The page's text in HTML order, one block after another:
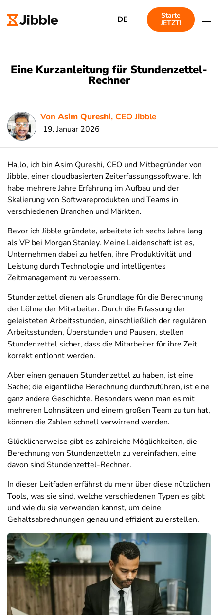
DE
Starte
JETZT!
Eine Kurzanleitung für Stundenzettel-
Rechner
Von Asim Qureshi, CEO Jibble
19. Januar 2026
Hallo, ich bin Asim Qureshi, CEO und Mitbegründer von
Jibble, einer cloudbasierten Zeiterfassungssoftware. Ich
habe mehrere Jahre Erfahrung im Aufbau und der
Skalierung von Softwareprodukten und Teams in
verschiedenen Branchen und Märkten.
Bevor ich Jibble gründete, arbeitete ich sechs Jahre lang
als VP bei Morgan Stanley. Meine Leidenschaft ist es,
Unternehmen dabei zu helfen, ihre Produktivität und
Leistung durch Technologie und intelligentes
Zeitmanagement zu verbessern.
Stundenzettel dienen als Grundlage für die Berechnung
der Löhne der Mitarbeiter. Durch die Erfassung der
geleisteten Arbeitsstunden, einschließlich der regulären
Arbeitsstunden, Überstunden und Pausen, stellen
Stundenzettel sicher, dass die Mitarbeiter für ihre Zeit
korrekt entlohnt werden.
Aber einen genauen Stundenzettel zu haben, ist eine
Sache; die eigentliche Berechnung durchzuführen, ist eine
ganz andere Geschichte. Besonders wenn man es mit
mehreren Lohnsätzen und einem großen Team zu tun hat,
können die Zahlen schnell verwirrend werden.
Glücklicherweise gibt es zahlreiche Möglichkeiten, die
Berechnung von Stundenzetteln zu vereinfachen, eine
davon sind Stundenzettel-Rechner.
In dieser Leitfaden erfährst du mehr über diese nützlichen
Tools, was sie sind, welche verschiedenen Typen es gibt
und wie du sie verwenden kannst, um deine
Gehaltsabrechnungen genau und effizient zu erstellen.